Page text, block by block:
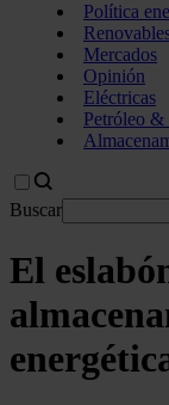
Política
Mercados
Opinión
Eléctricas
Petróleo &
Buscar
El